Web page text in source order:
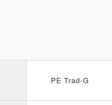
PE Trad-G